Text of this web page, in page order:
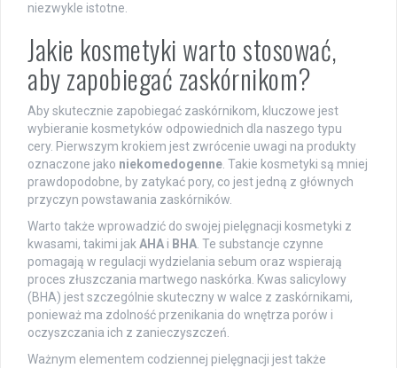
niezwykle istotne.
Jakie kosmetyki warto stosować,
aby zapobiegać zaskórnikom?
Aby skutecznie zapobiegać zaskórnikom, kluczowe jest
wybieranie kosmetyków odpowiednich dla naszego typu
cery. Pierwszym krokiem jest zwrócenie uwagi na produkty
oznaczone jako niekomedogenne. Takie kosmetyki są mniej
prawdopodobne, by zatykać pory, co jest jedną z głównych
przyczyn powstawania zaskórników.
Warto także wprowadzić do swojej pielęgnacji kosmetyki z
kwasami, takimi jakAHA i BHA. Te substancje czynne
pomagają w regulacji wydzielania sebum oraz wspierają
proces złuszczania martwego naskórka. Kwas salicylowy
(BHA) jest szczególnie skuteczny w walce z zaskórnikami,
ponieważ ma zdolność przenikania do wnętrza porów i
oczyszczania ich z zanieczyszczeń.
Ważnym elementem codziennej pielęgnacji jest także